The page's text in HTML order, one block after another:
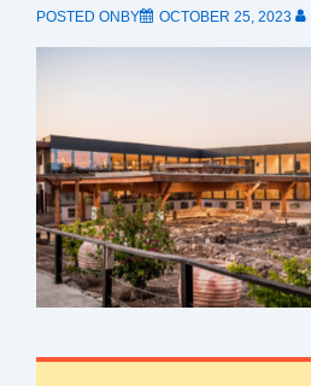
POSTED ONBY OCTOBER 25, 2023